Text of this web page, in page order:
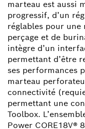
marteau est aussi
progressif, d’un
réglables pour une
perçage et de
intègre d’un
permettant d’être
ses performances
marteau
connectivité
permettant une
Toolbox.
Power CORE18V®